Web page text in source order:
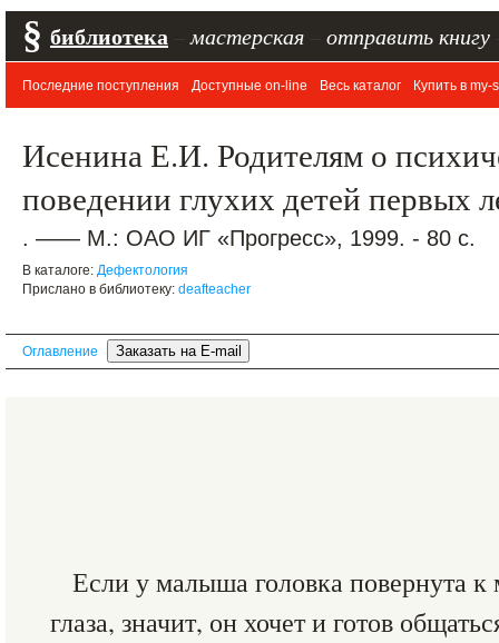
§ библиотека мастерская отправить книгу
Последние поступления Доступные on-line Весь каталог Купить в my-
Исенина Е.И. Родителям о
поведении глухих детей первых
. —— М.: ОАО ИГ «Прогресс», 1999. - 80 с.
В каталоге: Дефектология
Прислано в библиотеку: deafteacher
Оглавление
Если у малыша головка повернута к
глаза, значит, он хочет и готов